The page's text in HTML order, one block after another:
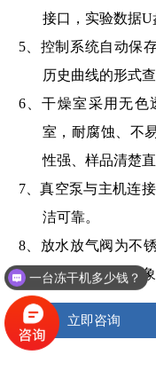
接口，实验数据U
5、控制系统自动保
历史曲线的形式
6、干燥室采用无色
室，耐腐蚀、不
性强、样品清楚
7、真空泵与主机连
洁可靠。
8、放水放气阀为不
样本轻有飞出现象
立即咨询
一台冻干机多少钱？